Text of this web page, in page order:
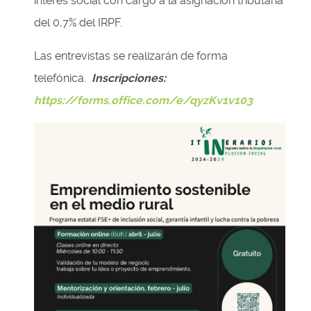
del 0,7% del IRPF.
Las entrevistas se realizarán de forma
telefónica. Inscripciones:
https://forms.office.com/e/qyzKv1v103